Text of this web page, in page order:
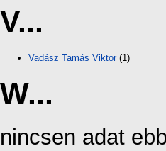
V...
Vadász Tamás Viktor(1)
W...
nincsen adat